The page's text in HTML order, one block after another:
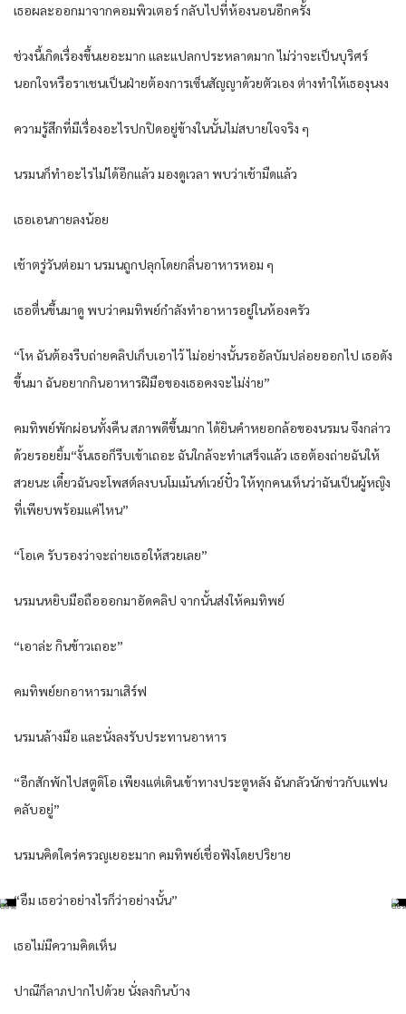
เธอผละออกมาจากคอมพิวเตอร์ กลับไปที่ห้องนอนอีกครั้ง
ช่วงนี้เกิดเรื่องขึ้นเยอะมาก และแปลกประหลาดมาก ไม่ว่าจะเป็นบุริศร์
นอกใจหรือราเชนเป็นฝ่ายต้องการเซ็นสัญญาด้วยตัวเอง ต่างทำให้เธองุนงง
ความรู้สึกที่มีเรื่องอะไรปกปิดอยู่ข้างในนั้นไม่สบายใจจริง ๆ
นรมนก็ทำอะไรไม่ได้อีกแล้ว มองดูเวลา พบว่าเช้ามืดแล้ว
เธอเอนกายลงน้อย
เช้าตรู่วันต่อมา นรมนถูกปลุกโดยกลิ่นอาหารหอม ๆ
เธอตื่นขึ้นมาดู พบว่าคมทิพย์กำลังทำอาหารอยู่ในห้องครัว
“โห ฉันต้องรีบถ่ายคลิปเก็บเอาไว้ ไม่อย่างนั้นรออัลบัมปล่อยออกไป เธอดัง
ขึ้นมา ฉันอยากกินอาหารฝีมือของเธอคงจะไม่ง่าย”
คมทิพย์พักผ่อนทั้งคืน สภาพดีขึ้นมาก ได้ยินคำหยอกล้อของนรมน จึงกล่าว
ด้วยรอยยิ้ม“งั้นเธอก็รีบเข้าเถอะ ฉันใกล้จะทำเสร็จแล้ว เธอต้องถ่ายฉันให้
สวยนะ เดี๋ยวฉันจะโพสต์ลงบนโมเม้นท์เวย์ปั๋ว ให้ทุกคนเห็นว่าฉันเป็นผู้หญิง
ที่เพียบพร้อมแค่ไหน”
“โอเค รับรองว่าจะถ่ายเธอให้สวยเลย”
นรมนหยิบมือถือออกมาอัดคลิป จากนั้นส่งให้คมทิพย์
“เอาล่ะ กินข้าวเถอะ”
คมทิพย์ยกอาหารมาเสิร์ฟ
นรมนล้างมือ และนั่งลงรับประทานอาหาร
“อีกสักพักไปสตูดิโอ เพียงแต่เดินเข้าทางประตูหลัง ฉันกลัวนักข่าวกับแฟน
คลับอยู่”
นรมนคิดใคร่ครวญเยอะมาก คมทิพย์เชื่อฟังโดยปริยาย
“อืม เธอว่าอย่างไรก็ว่าอย่างนั้น”
เธอไม่มีความคิดเห็น
ปาณีก็ลาภปากไปด้วย นั่งลงกินบ้าง